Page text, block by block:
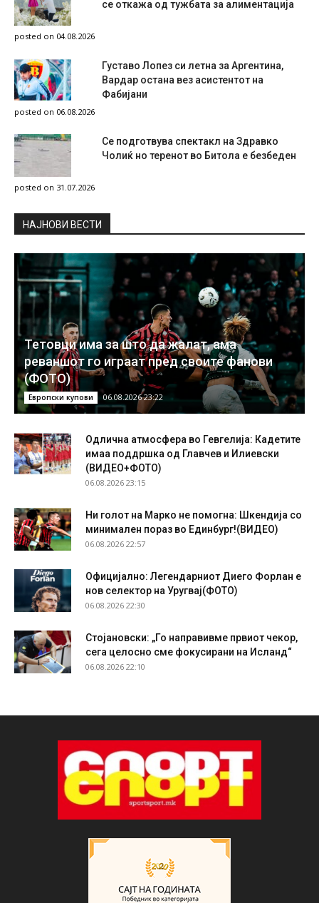
се откажа од тужбата за алиментација
posted on 04.08.2026
Густаво Лопез си летна за Аргентина,
Вардар остана вез асистентот на
Фабијани
posted on 06.08.2026
Се подготвува спектакл на Здравко
Чолиќ но теренот во Битола е безбеден
posted on 31.07.2026
НAЈНОВИ ВЕСТИ
Тетовци има за што да жалат, ама
реваншот го играат пред своите фанови
(ФОТО)
Европски купови 06.08.2026 23:22
Одлична атмосфера во Гевгелија: Кадетите
имаа поддршка од Главчев и Илиевски
(ВИДЕО+ФОТО)
06.08.2026 23:15
Ни голот на Марко не помогна: Шкендија со
минимален пораз во Единбург!(ВИДЕО)
06.08.2026 22:57
Официјално: Легендарниот Диего Форлан е
нов селектор на Уругвај(ФОТО)
06.08.2026 22:30
Стојановски: „Го направивме првиот чекор,
сега целосно сме фокусирани на Исланд“
06.08.2026 22:10